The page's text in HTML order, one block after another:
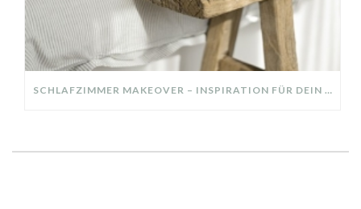
SCHLAFZIMMER MAKEOVER – INSPIRATION FÜR DEIN SCHLAFZIMMER: AUS ALT MACH NEU – HELL, GEMÜTLICH UND EINLADEND